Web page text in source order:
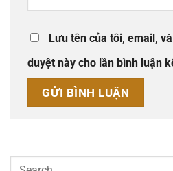
Lưu tên của tôi, email,
duyệt này cho lần bình luận